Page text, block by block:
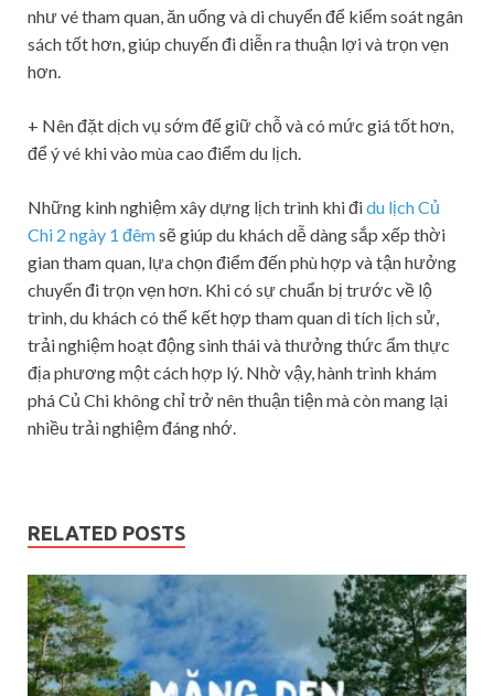
như vé tham quan, ăn uống và di chuyển để kiểm soát ngân
sách tốt hơn, giúp chuyến đi diễn ra thuận lợi và trọn vẹn
hơn.
+ Nên đặt dịch vụ sớm để giữ chỗ và có mức giá tốt hơn,
để ý vé khi vào mùa cao điểm du lịch.
Những kinh nghiệm xây dựng lịch trình khi đidu lịch Củ
Chi 2 ngày 1 đêmsẽ giúp du khách dễ dàng sắp xếp thời
gian tham quan, lựa chọn điểm đến phù hợp và tận hưởng
chuyến đi trọn vẹn hơn. Khi có sự chuẩn bị trước về lộ
trình, du khách có thể kết hợp tham quan di tích lịch sử,
trải nghiệm hoạt động sinh thái và thưởng thức ẩm thực
địa phương một cách hợp lý. Nhờ vậy, hành trình khám
phá Củ Chi không chỉ trở nên thuận tiện mà còn mang lại
nhiều trải nghiệm đáng nhớ.
RELATED POSTS